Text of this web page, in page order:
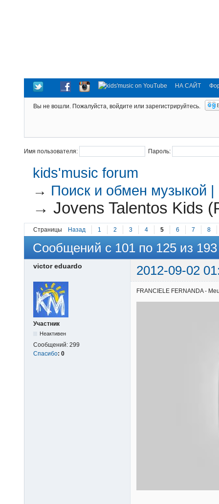
НА САЙТ
Вы не вошли. Пожалуйста, войдите или зарегистрируйтесь.
Имя пользователя: Пароль:
kids'music forum
→ Поиск и обмен музыкой
→Jovens Talentos Kids
Страницы Назад 1 2 3 4 5 6 7 8
Сообщений с 101 по 125 из 193
victor eduardo 2012-09-02
Участник
Неактивен
Сообщений: 299
Спасибо: 0
FRANCIELE FERNANDA -